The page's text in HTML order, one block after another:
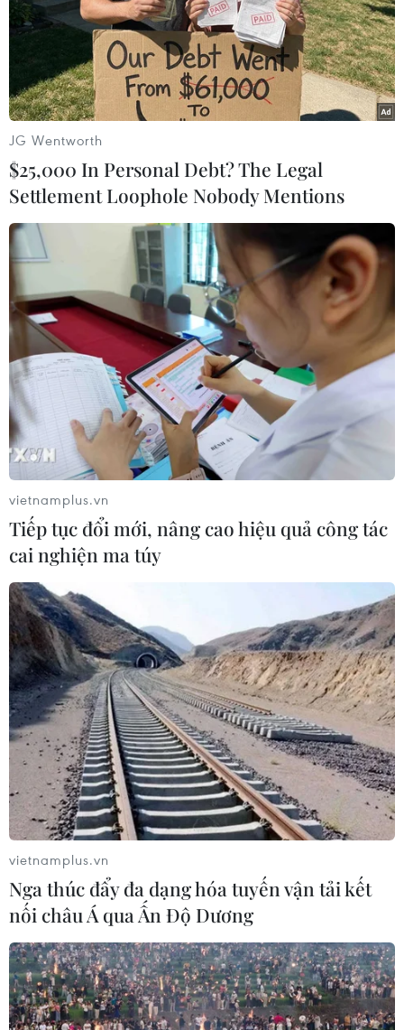
Thanh Hóa bắt giữ xe ôtô chở 260kg thịt
lợn, da lợn ôi thiu
21/08/2019 08:37
Tổ công tác của Trạm Cảnh sát Giao thông Quảng
Xương đã phát hiện xe chở thịt lợn, da lợn đã bốc mùi
ôi thiu, không có giấy tờ nguồn gốc, được vận chuyển từ
Hưng Yên đi Thanh Hóa tiêu thụ.
Quản lý thị trường thu giữ hàng nghìn sản
phẩm không rõ nguồn gốc
27/08/2019 08:03
Nhiều sản phẩm bị lực lượng Quản lý thị trường Hà Nội
thu giữ tại điểm tập kết trên đường Giải Phóng là hàng
không có hóa đơn chứng từ cũng như đảm bảo về An
toàn vệ sinh thực phẩm.
JG Wentworth
$25,000 In Personal Debt? The Legal
Settlement Loophole Nobody Mentions
vietnamplus.vn
Tiếp tục đổi mới, nâng cao hiệu quả công tác
cai nghiện ma túy
vietnamplus.vn
Nga thúc đẩy đa dạng hóa tuyến vận tải kết
nối châu Á qua Ấn Độ Dương